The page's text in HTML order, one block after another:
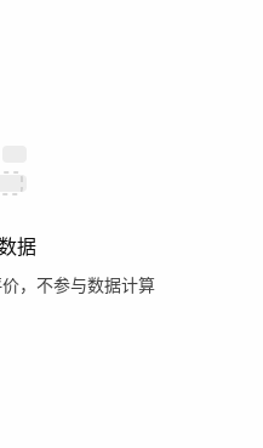
据
，不参与数据计算